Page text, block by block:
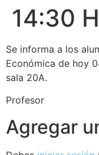
14:30
Se informa a los
Económica de hoy
sala 20A.
Profesor
Agregar